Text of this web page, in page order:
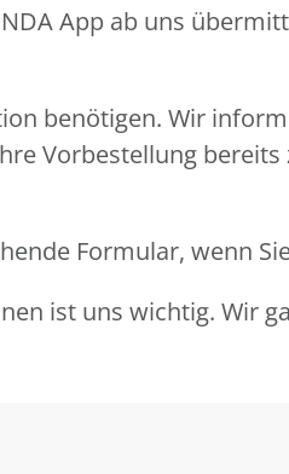
App ab uns
benötigen. Wir
Vorbestellung
Formular, wenn
ist uns wichtig. Wir